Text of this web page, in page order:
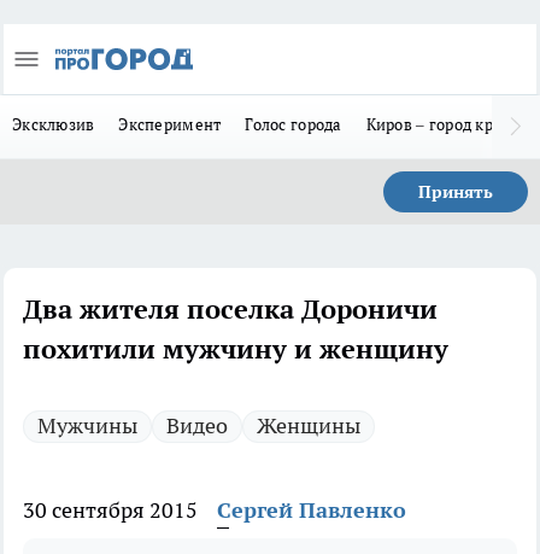
Эксклюзив Эксперимент Голос города Киров – город
Принять
Два жителя поселка Дороничи
похитили мужчину и женщину
Мужчины Видео Женщины
30 сентября 2015 Сергей Павленко